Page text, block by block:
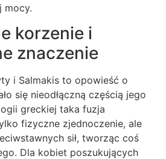
mocy.
korzenie i
znaczenie
i Salmakis to opowieść o
się nieodłączną częścią jego
greckiej taka fuzja
fizyczne zjednoczenie, ale
sił, tworząc coś
Dla kobiet poszukujących